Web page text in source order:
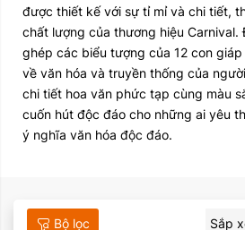
được thiết kế với sự tỉ mỉ và chi tiết,
chất lượng của thương hiệu Carnival.
ghép các biểu tượng của 12 con
về văn hóa và truyền thống của
chi tiết hoa văn phức tạp cùng màu
cuốn hút độc đáo cho những ai yêu
ý nghĩa văn hóa độc đáo.
Bộ lọc Sắp